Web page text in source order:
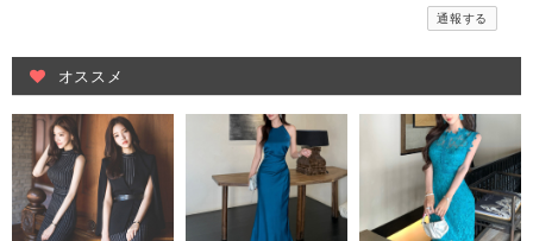
通報する
オススメ